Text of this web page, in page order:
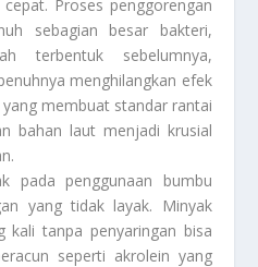
Proses penggorengan
sebagian besar bakteri,
terbentuk sebelumnya,
menghilangkan efek
membuat standar rantai
bahan laut menjadi krusial
pada penggunaan bumbu
yang tidak layak. Minyak
kali tanpa penyaringan bisa
seperti akrolein yang